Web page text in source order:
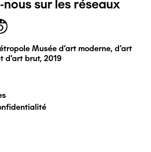
nous sur les réseaux
Musée d'art moderne, d'art
d'art brut, 2019